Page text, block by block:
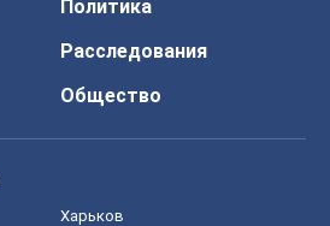
Политика
Расследования
Общество
Харьков